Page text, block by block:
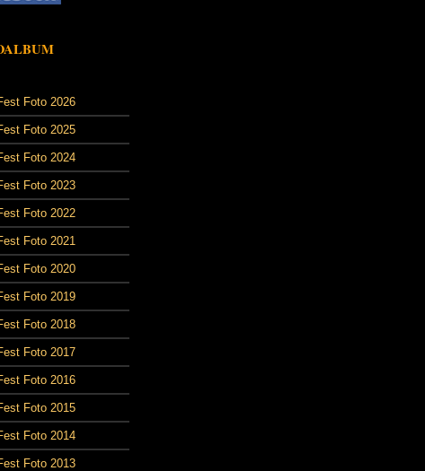
Foto 2026
Foto 2025
Foto 2024
Foto 2023
Foto 2022
Foto 2021
Foto 2020
Foto 2019
Foto 2018
Foto 2017
Foto 2016
Foto 2015
Foto 2014
Foto 2013